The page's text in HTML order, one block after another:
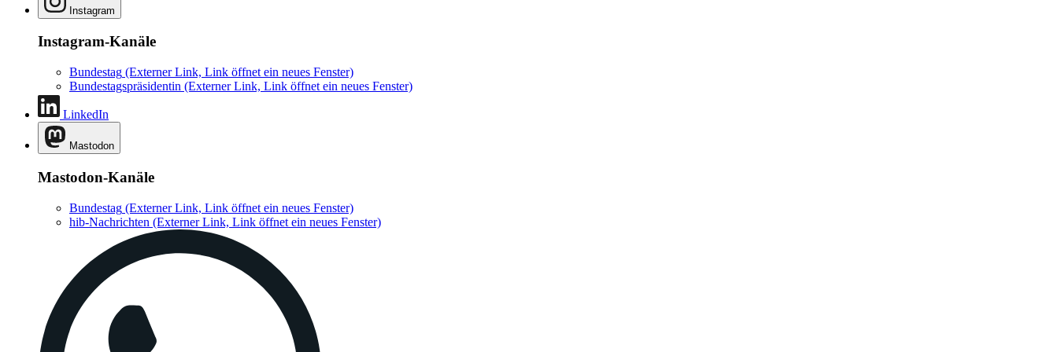
Instagram
Instagram-Kanäle
Bundestag (Externer Link, Link öffnet ein neues Fenster)
Bundestagspräsidentin (Externer Link, Link öffnet ein neues Fenster)
LinkedIn
Mastodon
Mastodon-Kanäle
Bundestag (Externer Link, Link öffnet ein neues Fenster)
hib-Nachrichten (Externer Link, Link öffnet ein neues Fenster)